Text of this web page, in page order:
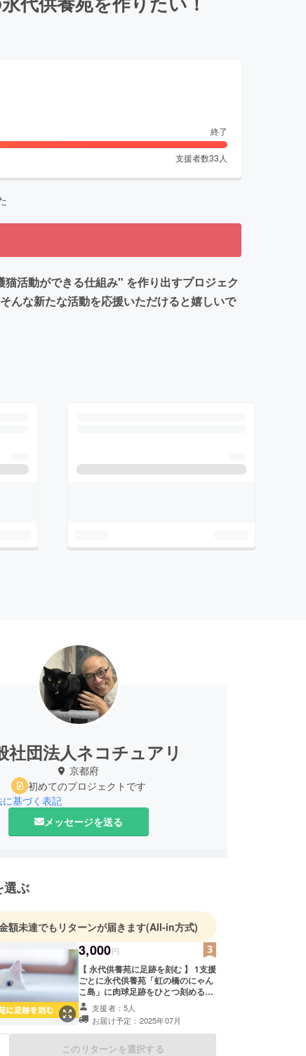
終了
支援者数33 人
活動ができる仕組み" を作り出すプロジェク
んな新たな活動を応援いただけると嬉しいで
社団法人ネコチュアリ
京都府
初めてのプロジェクトです
基づく表記
メッセージを送る
選ぶ
額未達でもリターンが届きます(All-in方式)
3,000円
【 永代供養苑に足跡を刻む 】 1支援
ごとに永代供養苑「虹の橋のにゃん
こ島」に肉球足跡をひとつ刻めるプ
ランです。 愛猫は元気だけど保護猫
活動のために協力したいという人向
けのリターンになります。 1回の支
援で最大20口分を支援できるので、
2歩でも3歩でも刻んでほしいにゃん
支援者：5人
お届け予定：2025年07月
このリターンを選択する